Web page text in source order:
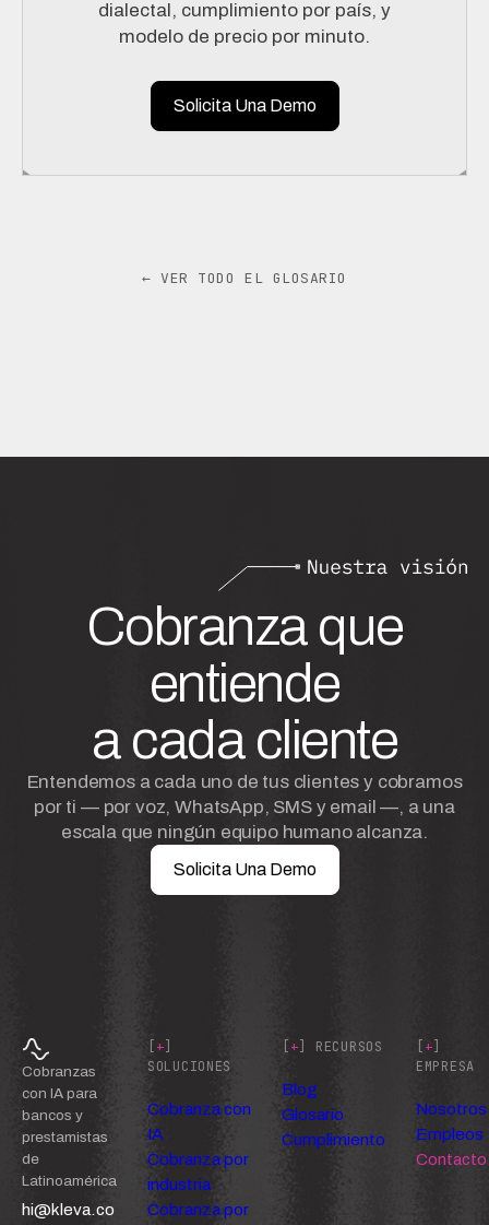
dialectal, cumplimiento por país, y
modelo de precio por minuto.
Solicita Una Demo
← VER TODO EL GLOSARIO
Cobranza que
entiende
a cada cliente
Entendemos a cada uno de tus clientes y cobramos
por ti — por voz, WhatsApp, SMS y email —, a una
escala que ningún equipo humano alcanza.
Solicita Una Demo
Cobranzas
con IA para
bancos y
prestamistas
de
Latinoamérica
hi@kleva.co
+
SOLUCIONES
Cobranza con
IA
Cobranza por
industria
Cobranza por
+ ] RECURSOS
Blog
Glosario
Cumplimiento
+
EMPRESA
Nosotros
Empleos
Contacto